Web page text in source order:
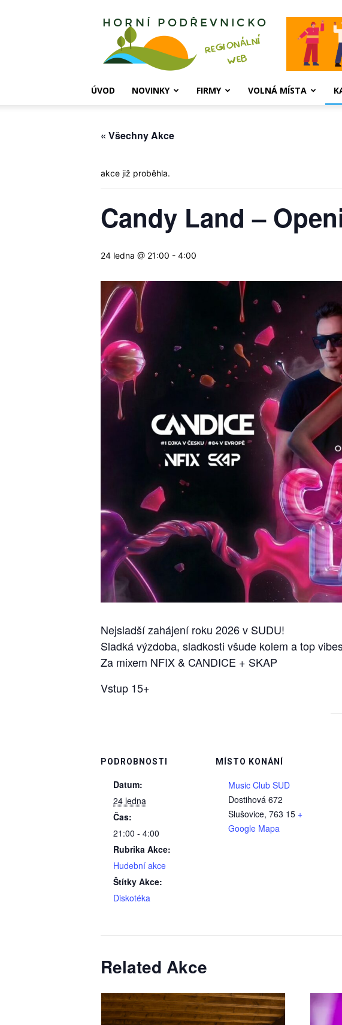
Horní
ÚVOD NOVINKY FIRMY VOLNÁ MÍSTA
« Všechny Akce
akce již proběhla.
Candy Land –
24 ledna @ 21:00 - 4:00
Nejsladší zahájení roku 2026 v SUDU!
Sladká výzdoba, sladkosti všude kolem a top
Za mixem NFIX & CANDICE + SKAP
Vstup 15+
PODROBNOSTI
Datum:
24 ledna
Čas:
21:00 - 4:00
Rubrika Akce:
Hudební akce
Štítky Akce:
Diskotéka
MÍSTO KONÁNÍ
Music Club SUD
Dostihová 672
Slušovice, 763 15 +
Google Mapa
Related Akce